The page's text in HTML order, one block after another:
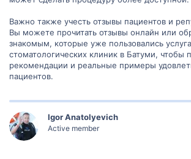
Важно также учесть отзывы пациентов и
Вы можете прочитать отзывы онлайн или
знакомым, которые уже пользовались
стоматологических клиник в Батуми, чтобы
рекомендации и реальные примеры
пациентов.
Igor Anatolyevich
Active member